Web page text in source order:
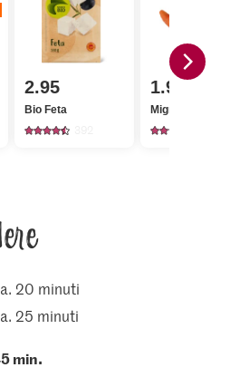
Offerta valida solo dal 6.8 al 12.8.2026, fino a
2.95
Bio Feta
1.95
Migros Carote
20 minuti
25 minuti
min.